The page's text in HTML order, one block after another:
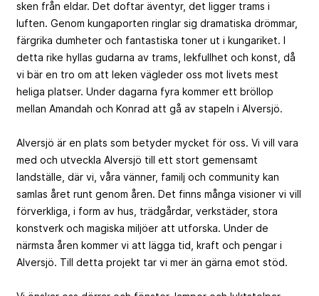
sken från eldar. Det doftar äventyr, det ligger trams i
luften. Genom kungaporten ringlar sig dramatiska drömmar,
färgrika dumheter och fantastiska toner ut i kungariket. I
detta rike hyllas gudarna av trams, lekfullhet och konst, då
vi bär en tro om att leken vägleder oss mot livets mest
heliga platser. Under dagarna fyra kommer ett bröllop
mellan Amandah och Konrad att gå av stapeln i Alversjö.
Alversjö är en plats som betyder mycket för oss. Vi vill vara
med och utveckla Alversjö till ett stort gemensamt
landställe, där vi, våra vänner, familj och community kan
samlas året runt genom åren. Det finns många visioner vi vill
förverkliga, i form av hus, trädgårdar, verkstäder, stora
konstverk och magiska miljöer att utforska. Under de
närmsta åren kommer vi att lägga tid, kraft och pengar i
Alversjö. Till detta projekt tar vi mer än gärna emot stöd.